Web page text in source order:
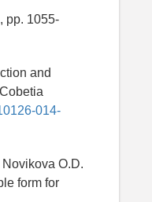
pp. 1055-
and
014-
O.D.
form for